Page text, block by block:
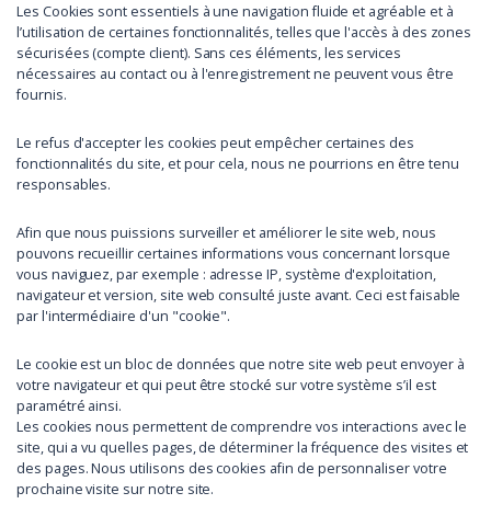
Les Cookies sont essentiels à une navigation fluide et agréable et à
l’utilisation de certaines fonctionnalités, telles que l'accès à des zones
sécurisées (compte client). Sans ces éléments, les services
nécessaires au contact ou à l'enregistrement ne peuvent vous être
fournis.
Le refus d'accepter les cookies peut empêcher certaines des
fonctionnalités du site, et pour cela, nous ne pourrions en être tenu
responsables.
Afin que nous puissions surveiller et améliorer le site web, nous
pouvons recueillir certaines informations vous concernant lorsque
vous naviguez, par exemple : adresse IP, système d'exploitation,
navigateur et version, site web consulté juste avant. Ceci est faisable
par l'intermédiaire d'un "cookie".
Le cookie est un bloc de données que notre site web peut envoyer à
votre navigateur et qui peut être stocké sur votre système s’il est
paramétré ainsi.
Les cookies nous permettent de comprendre vos interactions avec le
site, qui a vu quelles pages, de déterminer la fréquence des visites et
des pages. Nous utilisons des cookies afin de personnaliser votre
prochaine visite sur notre site.